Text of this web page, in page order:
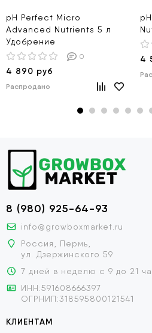
pH Perfect Micro
Advanced Nutrients 5 л
Удобрение
0
4 890 руб
Распродано
4
8 (980) 925-64-93
info@growboxmarket.ru
Россия, Пермь,
ул. Дзержинского 59
7 дней в неделю с 9 до 21
ИНН:591608666397
ОГРНИП:318595800121541
КЛИЕНТАМ